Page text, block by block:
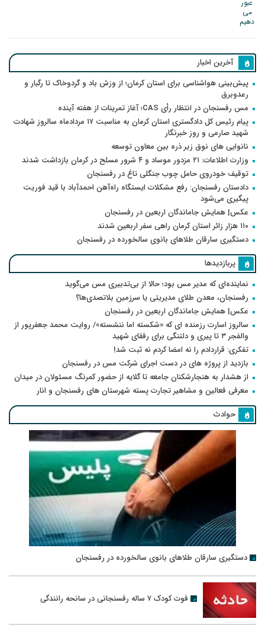
آخرین اخبار
پیش‌بینی هواشناسی برای استان کرمان؛ از وزش باد و گردوخاک تا رگبار و
رعدوبرق
مس رفسنجان در انتظار رأی CAS؛ آغاز تمرینات از هفته آینده
پیام رئیس کل دادگستری استان کرمان به مناسبت ۱۷ مردادماه سالروز شهادت
شهید صارمی و روز خبرنگار
نانوایی های نوق زیر ذره بین معاون توسعه
وزارت اطلاعات: ۲۱ مزدور موساد و ۴ شرور مسلح در کرمان بازداشت شدند
توقیف خودروی حامل چوب جنگلی تاغ در رفسنجان
دادستان رفسنجان: رفع مشکلات ایستگاه راه‌آهن احمدآباد با قید فوریت
پیگیری می‌شود
عکس| همایش جاماندگان اربعین در رفسنجان
۱۱۰ هزار زائر استان کرمان راهی سفر اربعین شدند
دستگیری سارقان طلاهای بانوی سالخورده در رفسنجان
پربازدیدها
نماینده‌ای که مدیر مس بود؛ حالا از بی‌تدبیری مس می‌گوید
رفسنجان، معدن طلای مدیریتی یا سرزمین بلاتصدی‌ها؟
عکس| همایش جاماندگان اربعین در رفسنجان
سالروز اسارت رزمنده ای که «شکسته اما ننشسته»/ روایت محمد جعفرپور از
والفجر ۳ تا پیری و دلتنگی برای رفقای شهید
تفکری: قراردادم را نه امضا کردم نه ثبت شد!
بازدید از پروژه های در دست اجرای شرکت مس در رفسنجان
از هشدار به هنجارشکنان جامعه تا گلایه از حضور کمرنگ مسئولان در میدان
معرفی فعالین و مشاهیر تجارت پسته شهرستان های رفسنجان و انار
حوادث
دستگیری سارقان طلاهای بانوی سالخورده در رفسنجان
فوت کودک ۷ ساله رفسنجانی در سانحه رانندگی